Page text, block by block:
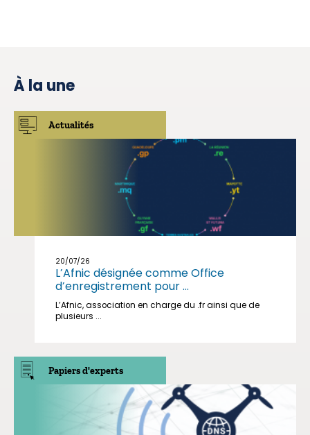
À la une
Actualités
20/07/26
L’Afnic désignée comme Office
d’enregistrement pour ...
L’Afnic, association en charge du .fr ainsi que de
plusieurs ...
Papiers d'experts